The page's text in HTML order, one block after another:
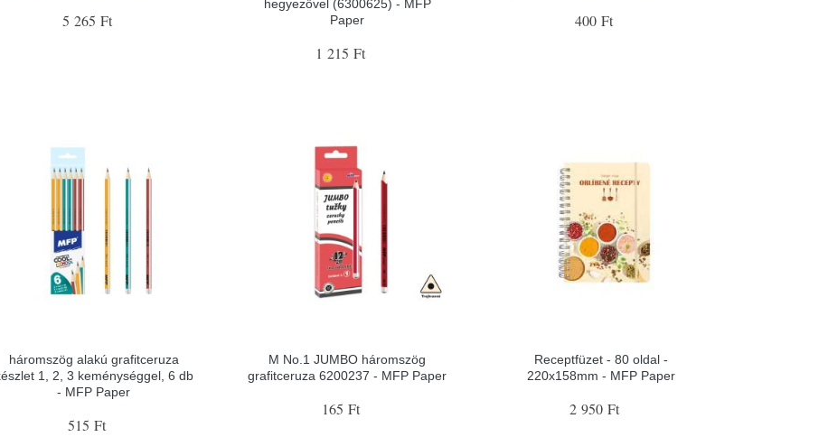
5 265 Ft
hegyezővel (6300625) - MFP
Paper
1 215 Ft
400 Ft
háromszög alakú grafitceruza
1, 2, 3 keménységgel, 6 db
- MFP Paper
515 Ft
M No.1 JUMBO háromszög
grafitceruza 6200237 - MFP Paper
165 Ft
Receptfüzet - 80 oldal -
220x158mm - MFP Paper
2 950 Ft